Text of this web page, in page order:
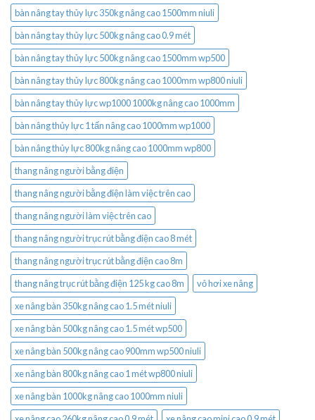
bàn nâng tay thủy lực 350kg nâng cao 1500mm niuli
bàn nâng tay thủy lực 500kg nâng cao 0.9 mét
bàn nâng tay thủy lực 500kg nâng cao 1500mm wp500
bàn nâng tay thủy lực 800kg nâng cao 1000mm wp800 niuli
bàn nâng tay thủy lực wp1000 1000kg nâng cao 1000mm
bàn nâng thủy lực 1 tấn nâng cao 1000mm wp1000
bàn nâng thủy lực 800kg nâng cao 1000mm wp800
thang nâng người bằng điện
thang nâng người bằng điện làm việc trên cao
thang nâng người làm việc trên cao
thang nâng người trục rút bằng điện cao 8 mét
thang nâng người trục rút bằng điện cao 8m
thang nâng trục rút bằng điện 125 kg cao 8m
vỏ hơi xe nâng
xe nâng bàn 350kg nâng cao 1.5 mét niuli
xe nâng bàn 500kg nâng cao 1.5 mét wp500
xe nâng bàn 500kg nâng cao 900mm wp500 niuli
xe nâng bàn 800kg nâng cao 1 mét wp800 niuli
xe nâng bàn 1000kg nâng cao 1000mm niuli